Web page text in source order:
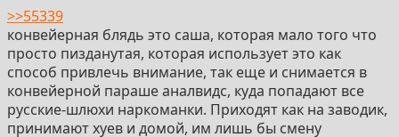
>>55339
конвейерная блядь это саша, которая мало того что
просто пизданутая, которая использует это как
способ привлечь внимание, так еще и снимается в
конвейерной параше аналвидс, куда попадают все
русские-шлюхи наркоманки. Приходят как на заводик,
принимают хуев и домой, им лишь бы смену